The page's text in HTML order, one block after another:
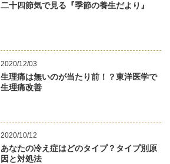
二十四節気で見る『季節の養生だより』
2020/12/03
生理痛は無いのが当たり前！？東洋医学で
生理痛改善
2020/10/12
あなたの冷え症はどのタイプ？タイプ別原
因と対処法